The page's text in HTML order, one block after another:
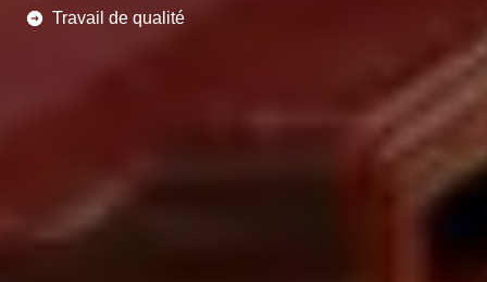
Travail de qualité